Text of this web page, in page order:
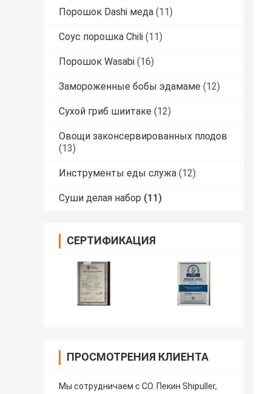
Порошок Dashi меда (11)
Соус порошка Chili (11)
Порошок Wasabi (16)
Замороженные бобы эдамаме (12)
Сухой гриб шиитаке (12)
Овощи законсервированных плодов
(13)
Инструменты еды служа (12)
Суши делая набор (11)
СЕРТИФИКАЦИЯ
ПРОСМОТРЕНИЯ КЛИЕНТА
Мы сотрудничаем с CO. Пекин Shipuller,